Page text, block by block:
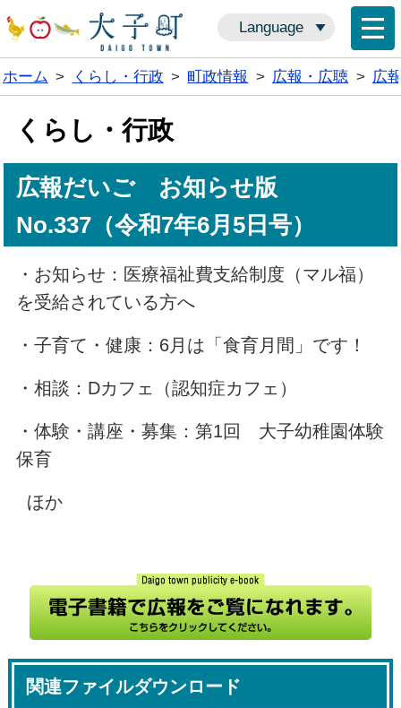
Language
ホーム > くらし・行政 > 町政情報 > 広報・広聴 > 広
くらし・行政
広報だいご お知らせ版
No.337（令和7年6月5日号）
・お知らせ：医療福祉費支給制度（マル福）
を受給されている方へ
・子育て・健康：6月は「食育月間」です！
・相談：Dカフェ（認知症カフェ）
・体験・講座・募集：第1回 大子幼稚園体験
保育
ほか
関連ファイルダウンロード